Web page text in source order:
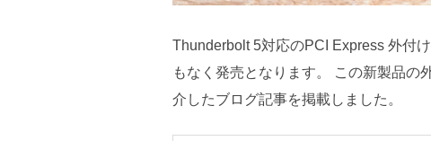
Thunderbolt 5対応のPCI Express 外付
もなく発売となります。 この新製品の
介したブログ記事を掲載しました。